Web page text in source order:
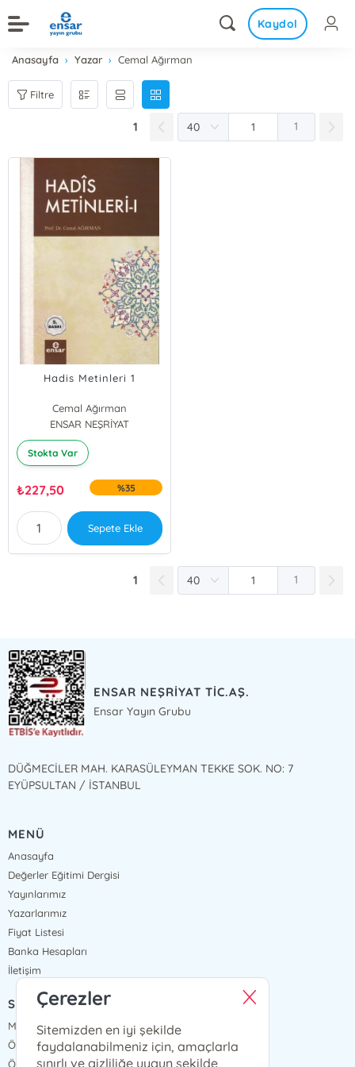
Kaydol
Anasayfa Yazar Cemal Ağırman
Filtre
1 1
Hadis Metinleri 1
Cemal Ağırman
ENSAR NEŞRİYAT
Stokta Var
₺227,50 %35
Sepete Ekle
1 1
ENSAR NEŞRİYAT TİC.AŞ.
Ensar Yayın Grubu
DÜĞMECİLER MAH. KARASÜLEYMAN TEKKE SOK. NO: 7
EYÜPSULTAN / İSTANBUL
MENÜ
Anasayfa
Değerler Eğitimi Dergisi
Yayınlarımız
Yazarlarımız
Fiyat Listesi
Banka Hesapları
İletişim
SÖZLEŞMELER
Mesafeli Satış Sözleşmesi
Ön Bilgilendirme Formu
Ödeme ve Teslimat
Çerezler
Sitemizden en iyi şekilde
faydalanabilmeniz için, amaçlarla
sınırlı ve gizliliğe uygun şekilde